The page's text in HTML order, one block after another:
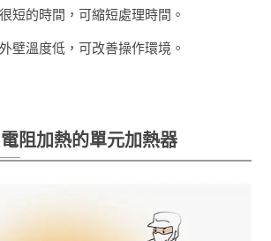
短的時間，可縮短處理時間。
壁溫度低，可改善操作環境。
阻加熱的單元加熱器